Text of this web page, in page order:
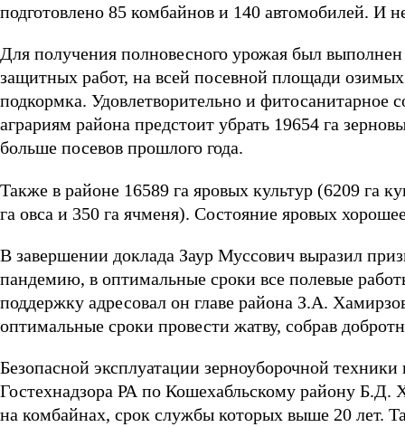
подготовлено 85 комбайнов и 140 автомобилей. И
Для получения полновесного урожая был
защитных работ, на всей посевной площади
подкормка. Удовлетворительно и
аграриям района предстоит убрать 19654 га
больше посевов прошлого года.
Также в районе 16589 га яровых культур (6209 га
га овса и 350 га ячменя). Состояние яровых
В завершении доклада Заур Муссович выразил
пандемию, в оптимальные сроки все полевые
поддержку адресовал он главе района З.А.
оптимальные сроки провести жатву, собрав
Безопасной эксплуатации зерноуборочной
Гостехнадзора РА по Кошехабльскому району Б.Д.
на комбайнах, срок службы которых выше 20 лет.